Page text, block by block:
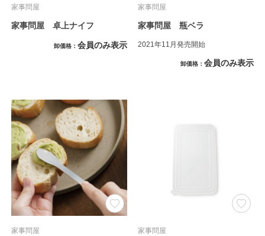
家事問屋
家事問屋 卓上ナイフ
卸価格 会員のみ表示
家事問屋
家事問屋 瓶ベラ
2021年11月発売開始
卸価格 会員のみ表示
家事問屋 家事問屋